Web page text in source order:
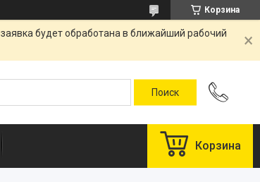
Корзина
будет обработана в ближайший рабочий
Корзина